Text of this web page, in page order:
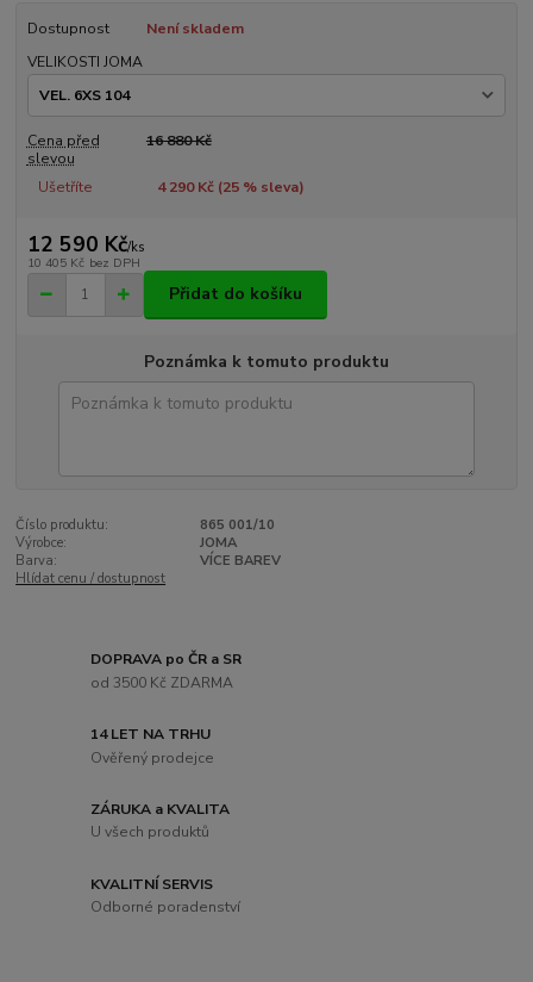
Dostupnost
Není skladem
VELIKOSTI JOMA
Cena před
slevou
16 880 Kč
Ušetříte 4 290 Kč (25% sleva)
12 590 Kč/ks
10 405 Kč bez DPH
Přidat do košíku
Poznámka k tomuto produktu
Číslo produktu:
865 001/10
Výrobce:
JOMA
Barva:
VÍCE BAREV
Hlídat cenu / dostupnost
DOPRAVA po ČR a SR
od 3500 Kč ZDARMA
14 LET NA TRHU
Ověřený prodejce
ZÁRUKA a KVALITA
U všech produktů
KVALITNÍ SERVIS
Odborné poradenství